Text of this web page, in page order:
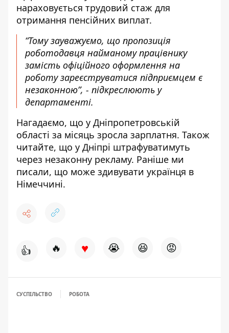
нараховується трудовий стаж для
отримання пенсійних виплат.
“Тому зауважуємо, що пропозиція
роботодавця найманому працівнику
замість офіційного оформлення на
роботу зареєструватися підприємцем є
незаконною”, - підкреслюють у
департаменті.
Нагадаємо, що у Дніпропетровській
області за місяць зросла зарплатня. Також
читайте, що у Дніпрі штрафуватимуть
через незаконну рекламу. Раніше ми
писали, що може здивувати українця в
Німеччині.
👍 🔥 ♥ 😭 😆 😡
СУСПІЛЬСТВО РОБОТА